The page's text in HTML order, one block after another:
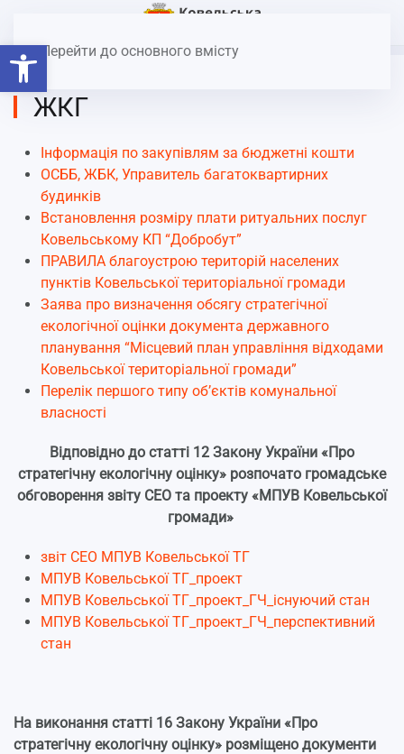
Відкрити Панель інструментів
Перейти до основного вмісту
ЖКГ
Інформація по закупівлям за бюджетні кошти
ОСББ, ЖБК, Управитель багатоквартирних
будинків
Встановлення розміру плати ритуальних послуг
Ковельському КП “Добробут”
ПРАВИЛА благоустрою територій населених
пунктів Ковельської територіальної громади
Заява про визначення обсягу стратегічної
екологічної оцінки документа державного
планування “Місцевий план управління відходами
Ковельської територіальної громади”
Перелік першого типу об’єктів комунальної
власності
Відповідно до статті 12 Закону України «Про
стратегічну екологічну оцінку» розпочато громадське
обговорення звіту СЕО та проекту «МПУВ Ковельської
громади»
звіт СЕО МПУВ Ковельської ТГ
МПУВ Ковельської ТГ_проект
МПУВ Ковельської ТГ_проект_ГЧ_існуючий стан
МПУВ Ковельської ТГ_проект_ГЧ_перспективний
стан
На виконання статті 16 Закону України «Про
стратегічну екологічну оцінку» розміщено документи